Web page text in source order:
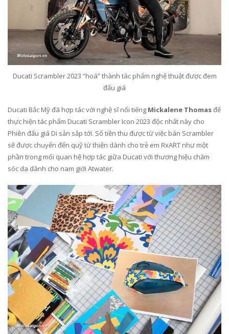
Ducati Scrambler 2023 “hoá” thành tác phẩm nghệ thuật được đem
đấu giá
Ducati Bắc Mỹ đã hợp tác với nghệ sĩ nổi tiếng Mickalene Thomasđể
thực hiện tác phẩm Ducati Scrambler Icon 2023 độc nhất này cho
Phiên đấu giá Di sản sắp tới. Số tiền thu được từ việc bán Scrambler
sẽ được chuyển đến quỹ từ thiện dành cho trẻ em RxART như một
phần trong mối quan hệ hợp tác giữa Ducati với thương hiệu chăm
sóc da dành cho nam giới Atwater.